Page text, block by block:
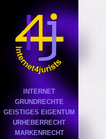
INTERNET
GRUNDRECHTE
GEISTIGES EIGENTUM
URHEBERRECHT
MARKENRECHT